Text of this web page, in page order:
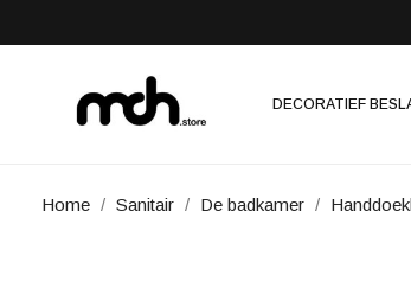
DECORATIEF
Home Sanitair De badkamer